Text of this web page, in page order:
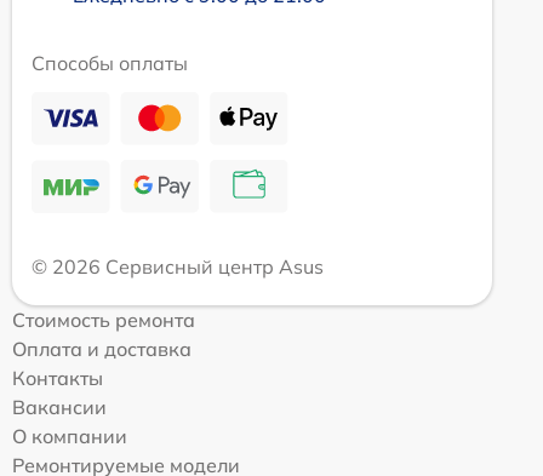
Способы оплаты
© 2026 Сервисный центр Asus
Стоимость ремонта
Оплата и доставка
Контакты
Вакансии
О компании
Ремонтируемые модели